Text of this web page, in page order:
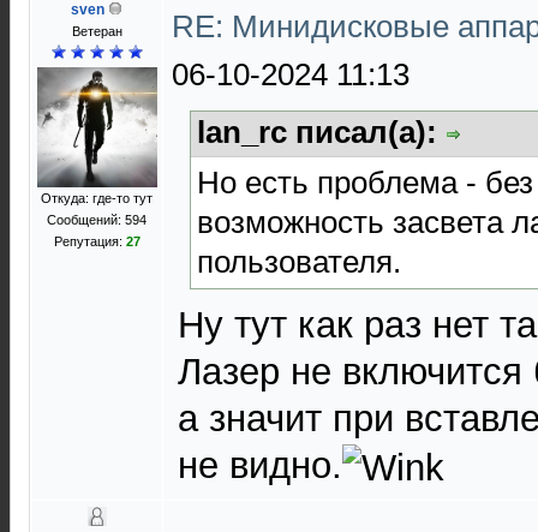
sven
Ветеран
Откуда: где-то тут
Сообщений: 594
Репутация: 27
RE: Минидисковые
06-10-2024 11:13
lan_rc писал(а):
Но есть проблема -
возможность засвета
пользователя.
Ну тут как раз нет
Лазер не включится
а значит при
не видно.